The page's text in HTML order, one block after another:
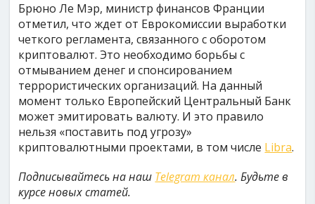
Брюно Ле Мэр, министр финансов Франции
отметил, что ждет от Еврокомиссии выработки
четкого регламента, связанного с оборотом
криптовалют. Это необходимо борьбы с
отмыванием денег и спонсированием
террористических организаций. На данный
момент только Европейский Центральный Банк
может эмитировать валюту. И это правило
нельзя «поставить под угрозу»
криптовалютными проектами, в том числе Libra.
Подписывайтесь на наш Telegram канал. Будьте в
курсе новых статей.